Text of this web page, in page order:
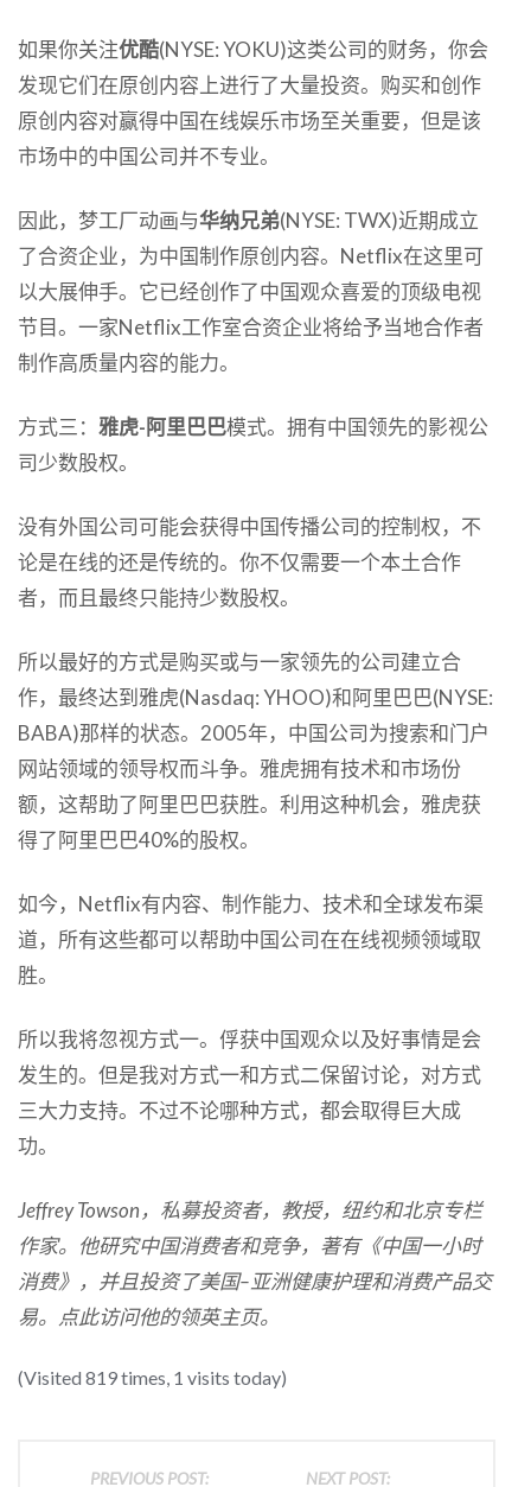
如果你关注优酷(NYSE: YOKU)这类公司的财务，你会
发现它们在原创内容上进行了大量投资。购买和创作
原创内容对赢得中国在线娱乐市场至关重要，但是该
市场中的中国公司并不专业。
因此，梦工厂动画与华纳兄弟(NYSE: TWX)近期成立
了合资企业，为中国制作原创内容。Netflix在这里可
以大展伸手。它已经创作了中国观众喜爱的顶级电视
节目。一家Netflix工作室合资企业将给予当地合作者
制作高质量内容的能力。
方式三： 雅虎-阿里巴巴模式。拥有中国领先的影视公
司少数股权。
没有外国公司可能会获得中国传播公司的控制权，不
论是在线的还是传统的。你不仅需要一个本土合作
者，而且最终只能持少数股权。
所以最好的方式是购买或与一家领先的公司建立合
作，最终达到雅虎(Nasdaq: YHOO)和阿里巴巴(NYSE:
BABA)那样的状态。2005年，中国公司为搜索和门户
网站领域的领导权而斗争。雅虎拥有技术和市场份
额，这帮助了阿里巴巴获胜。利用这种机会，雅虎获
得了阿里巴巴40%的股权。
如今，Netflix有内容、制作能力、技术和全球发布渠
道，所有这些都可以帮助中国公司在在线视频领域取
胜。
所以我将忽视方式一。俘获中国观众以及好事情是会
发生的。但是我对方式一和方式二保留讨论，对方式
三大力支持。不过不论哪种方式，都会取得巨大成
功。
Jeffrey Towson，私募投资者，教授，纽约和北京专栏
作家。他研究中国消费者和竞争，著有《中国一小时
消费》，并且投资了美国–亚洲健康护理和消费产品交
易。点此访问他的领英主页。
(Visited 819 times, 1 visits today)
PREVIOUS POST: NEXT POST: